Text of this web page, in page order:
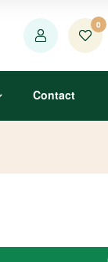
0
Contact